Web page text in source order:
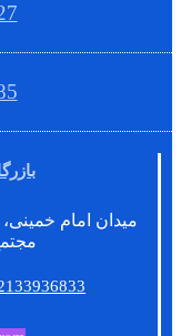
میدان امام